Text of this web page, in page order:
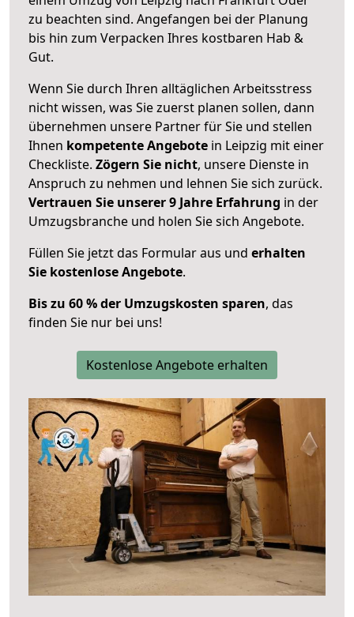
zu beachten sind. Angefangen bei der Planung
bis hin zum Verpacken Ihres kostbaren Hab &
Gut.
Wenn Sie durch Ihren alltäglichen Arbeitsstress
nicht wissen, was Sie zuerst planen sollen, dann
übernehmen unsere Partner für Sie und stellen
Ihnen kompetente Angebote in Leipzig mit einer
Checkliste. Zögern Sie nicht, unsere Dienste in
Anspruch zu nehmen und lehnen Sie sich zurück.
Vertrauen Sie unserer 9 Jahre Erfahrung in der
Umzugsbranche und holen Sie sich Angebote.
Füllen Sie jetzt das Formular aus und erhalten
Sie kostenlose Angebote.
Bis zu 60 % der Umzugskosten sparen, das
finden Sie nur bei uns!
Kostenlose Angebote erhalten